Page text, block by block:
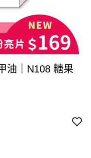
油｜N108 糖果